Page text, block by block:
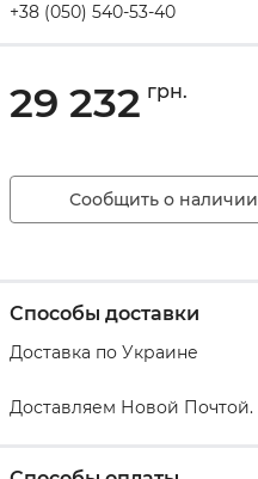
+38 (050) 540-53-40
29 232 грн.
Сообщить о наличии
Способы доставки
Доставка по Украине
Доставляем Новой Почтой.